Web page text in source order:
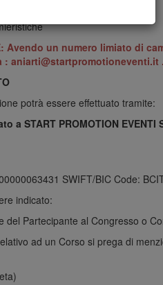
Avendo un numero limiato di
: aniarti@startpromotioneventi.it .
potrà essere effettuato tramite:
a START PROMOTION EVENTI
SWIFT/BIC Code:
indicato:
del Partecipante al Congresso o
ad un Corso si prega di